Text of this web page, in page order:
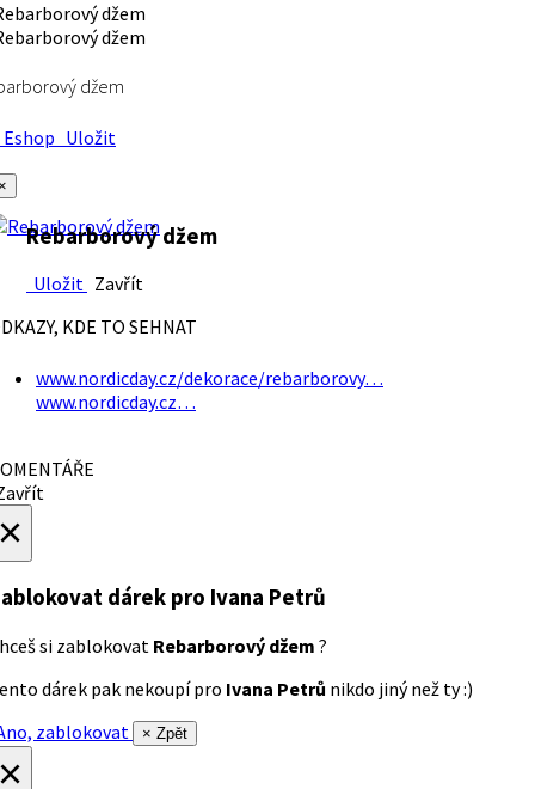
džem
Uložit
Rebarborový džem
Uložit Zavřít
KDE TO SEHNAT
www.nordicday.cz/dekorace/rebarborovy…
www.nordicday.cz…
dárek pro Ivana Petrů
si zablokovat Rebarborový džem ?
dárek pak nekoupí pro Ivana Petrů nikdo jiný než ty :)
zablokovat
× Zpět